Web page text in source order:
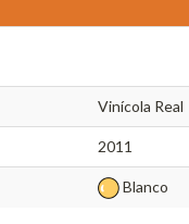
Vinícola Real
2011
Blanco